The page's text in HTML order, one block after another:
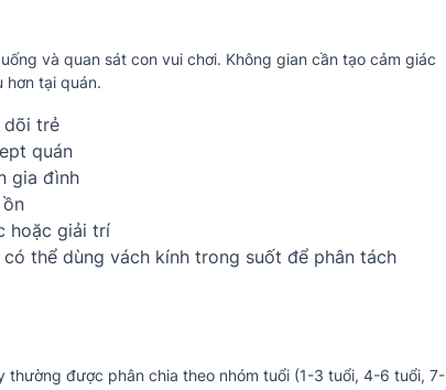
và quan sát con vui chơi. Không gian cần tạo cảm giác
hơn tại quán.
dõi trẻ
quán
gia đình
hoặc giải trí
thể dùng vách kính trong suốt để phân tách
thường được phân chia theo nhóm tuổi (1-3 tuổi, 4-6 tuổi, 7-